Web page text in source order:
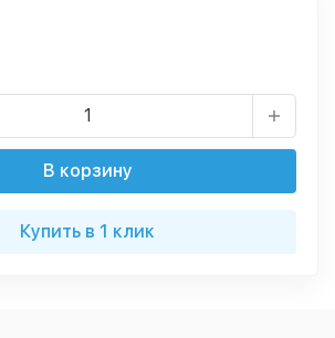
В корзину
Купить в 1 клик